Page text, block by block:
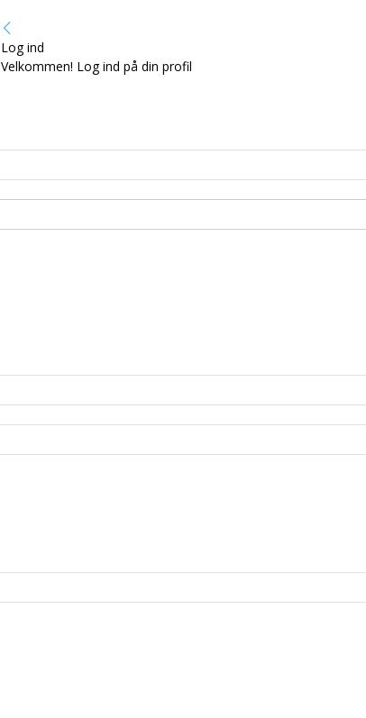
Log ind
Velkommen! Log ind på din profil